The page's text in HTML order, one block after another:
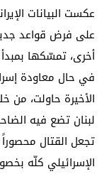
عكست البيانات
على فرض قواعد
أخرى، تمسّكها
في حال معاودة
الأخيرة حاولت، من
لبنان تضع فيه
تجعل القتال محصوراً
الإسرائيلي كلّه